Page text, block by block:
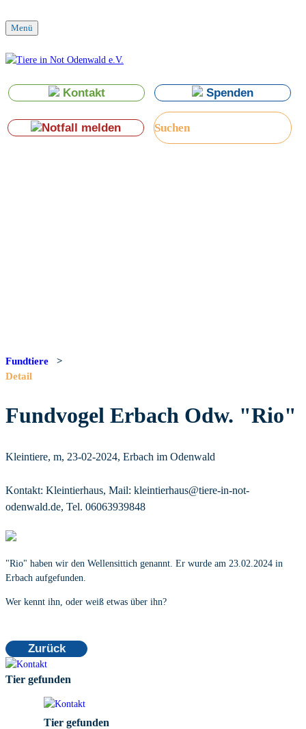
Menü
Kontakt Spenden
Notfall melden
Fundtiere
>
Detail
Fundvogel Erbach Odw. "Rio"
Kleintiere, m, 23-02-2024, Erbach im Odenwald
Kontakt: Kleintierhaus, Mail: kleintierhaus@tiere-in-not-
odenwald.de, Tel. 06063939848
"Rio" haben wir den Wellensittich genannt. Er wurde am 23.02.2024 in
Erbach aufgefunden.
Wer kennt ihn, oder weiß etwas über ihn?
Zurück
Tier gefunden
Tier gefunden